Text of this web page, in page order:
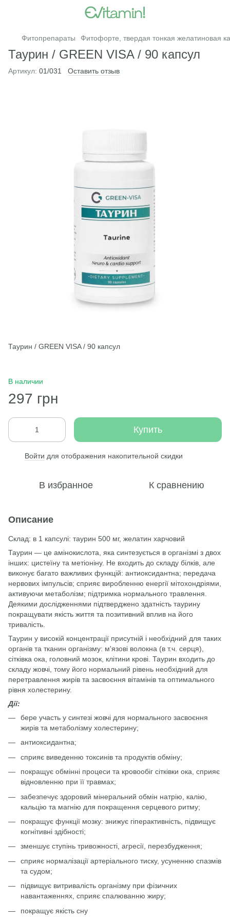
Фитопрепараты Фитофорте, твердая тонкая желатиновая
Таурин / GREEN VISA / 90 капсул
Артикул: 01/031 Оставить отзыв
Таурин / GREEN VISA / 90 капсул
В наличии
297 грн
Купить
Войти для отображения накопительной скидки
В избранное К сравнению
Описание
Склад: в 1 капсулі: таурин 500 мг, желатин харчовий
Таурин — це амінокислота, яка синтезується в організмі з двох
інших: цистеїну та метіоніну. Не входить до складу білків, але
виконує багато важливих функцій: антиоксидантна; передача
нервових імпульсів; сприяє виробленню енергії мітохондріями,
активуючи метаболізм; підтримка нормального травлення.
Деякими дослідженнями підтверджено здатність таурину
покращувати якість життя та позитивний вплив на його
тривалість.
Таурин у високій концентрації присутній і необхідний для таких
органів та тканин організму: м'язові волокна (в т.ч. серця),
сітківка ока, головний мозок, клітини крові. Таурин входить до
складу жовчі, тому його нормальний рівень необхідний для
перетравлення жирів та засвоєння вітамінів та оптимального
рівня холестерину.
Дії:
бере участь у синтезі жовчі для нормального засвоєння
жирів та метаболізму холестерину;
антиоксидантна;
сприяє виведенню токсинів та продуктів обміну;
покращує обмінні процеси та кровообіг сітківки ока, сприяє
відновленню при її травмах;
забезпечує здоровий мінеральний обмін натрію, калію,
кальцію та магнію для покращення серцевого ритму;
покращує функції мозку: знижує гіперактивність, підвищує
когнітивні здібності;
зменшує ступінь тривожності, агресії, перезбудження;
сприяє нормалізації артеріального тиску, усуненню спазмів
та судом;
підвищує витривалість організму при фізичних
навантаженнях, сприяє спалюванню жиру;
покращує якість сну